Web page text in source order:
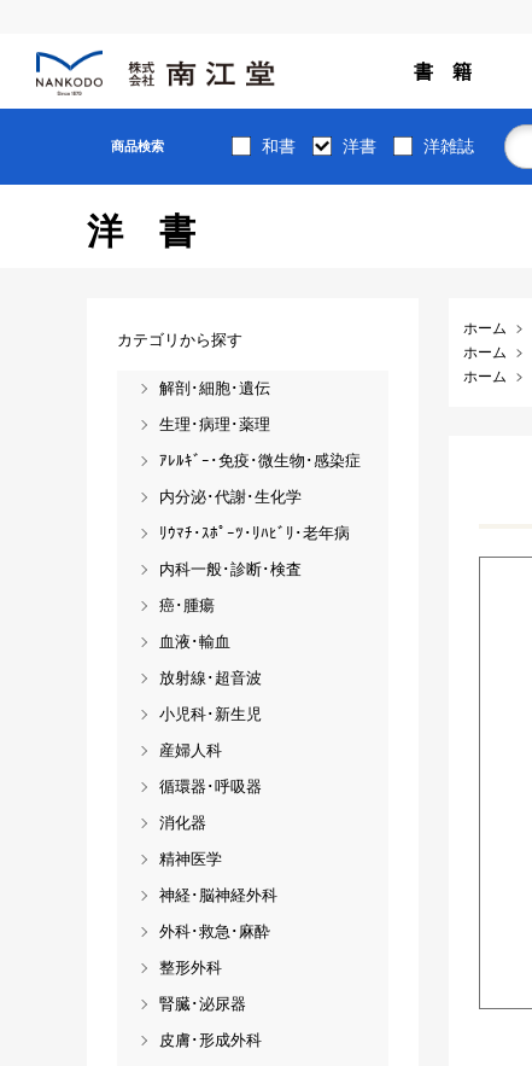
書 籍
商品検索 和書 洋書 洋雑誌
洋書
ホーム
ホーム
ホーム
カテゴリから探す
解剖･細胞･遺伝
生理･病理･薬理
ｱﾚﾙｷﾞｰ･免疫･微生物･感染症
内分泌･代謝･生化学
ﾘｳﾏﾁ･ｽﾎﾟｰﾂ･ﾘﾊﾋﾞﾘ･老年病
内科一般･診断･検査
癌･腫瘍
血液･輸血
放射線･超音波
小児科･新生児
産婦人科
循環器･呼吸器
消化器
精神医学
神経･脳神経外科
外科･救急･麻酔
整形外科
腎臓･泌尿器
皮膚･形成外科